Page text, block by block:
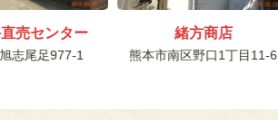
売センター
志尾足977-1
緒方商店
熊本市南区野口1丁目11-6